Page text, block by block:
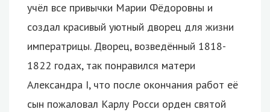
учёл все привычки Марии Фёдоровны и
создал красивый уютный дворец для жизни
императрицы. Дворец, возведённый 1818-
1822 годах, так понравился матери
Александра I, что после окончания работ её
сын пожаловал Карлу Росси орден святой